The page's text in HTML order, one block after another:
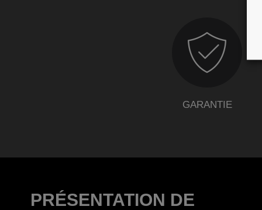
GARANTIE
PRÉSENTATION DE